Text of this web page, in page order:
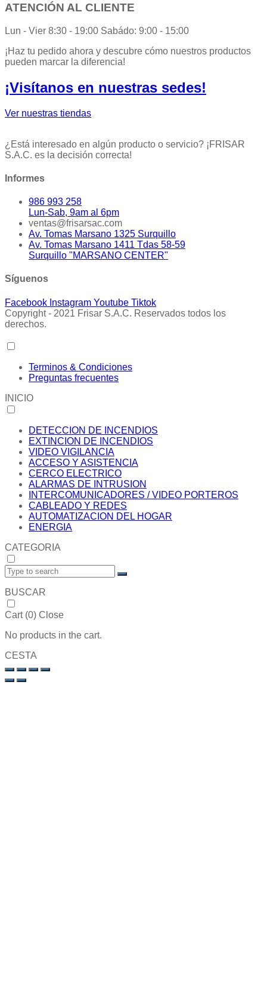
ATENCIÓN AL CLIENTE
Lun - Vier 8:30 - 19:00 Sabádo: 9:00 - 15:00
¡Haz tu pedido ahora y descubre cómo nuestros productos
pueden marcar la diferencia!
¡Visítanos en nuestras sedes!
Ver nuestras tiendas
¿Está interesado en algún producto o servicio? ¡FRISAR
S.A.C. es la decisión correcta!
Informes
986 993 258
Lun-Sab, 9am al 6pm
ventas@frisarsac.com
Av. Tomas Marsano 1325 Surquillo
Av. Tomas Marsano 1411 Tdas 58-59
Surquillo "MARSANO CENTER"
Síguenos
Facebook Instagram Youtube Tiktok
Copyright - 2021 Frisar S.A.C. Reservados todos los
derechos.
Terminos & Condiciones
Preguntas frecuentes
INICIO
DETECCION DE INCENDIOS
EXTINCION DE INCENDIOS
VIDEO VIGILANCIA
ACCESO Y ASISTENCIA
CERCO ELECTRICO
ALARMAS DE INTRUSION
INTERCOMUNICADORES / VIDEO PORTEROS
CABLEADO Y REDES
AUTOMATIZACION DEL HOGAR
ENERGIA
CATEGORIA
BUSCAR
Cart (0) Close
No products in the cart.
CESTA